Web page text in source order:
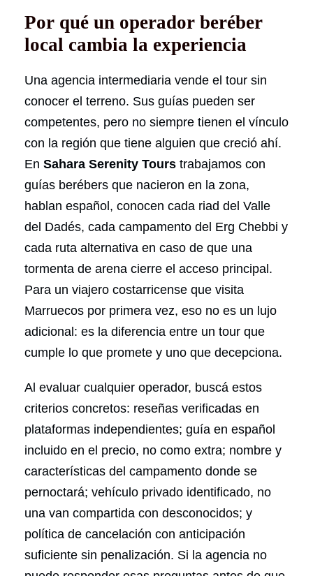
Por qué un operador beréber
local cambia la experiencia
Una agencia intermediaria vende el tour sin
conocer el terreno. Sus guías pueden ser
competentes, pero no siempre tienen el vínculo
con la región que tiene alguien que creció ahí.
En Sahara Serenity Tours trabajamos con
guías berébers que nacieron en la zona,
hablan español, conocen cada riad del Valle
del Dadés, cada campamento del Erg Chebbi y
cada ruta alternativa en caso de que una
tormenta de arena cierre el acceso principal.
Para un viajero costarricense que visita
Marruecos por primera vez, eso no es un lujo
adicional: es la diferencia entre un tour que
cumple lo que promete y uno que decepciona.
Al evaluar cualquier operador, buscá estos
criterios concretos: reseñas verificadas en
plataformas independientes; guía en español
incluido en el precio, no como extra; nombre y
características del campamento donde se
pernoctará; vehículo privado identificado, no
una van compartida con desconocidos; y
política de cancelación con anticipación
suficiente sin penalización. Si la agencia no